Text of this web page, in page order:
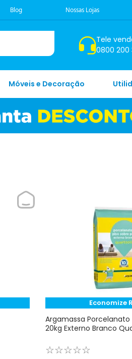
Blog Nossas Lojas
Tele
0800 200
Móveis e Decoração
Economize
Argamassa Porcelanato
20kg Externo Branco
☆☆☆☆☆